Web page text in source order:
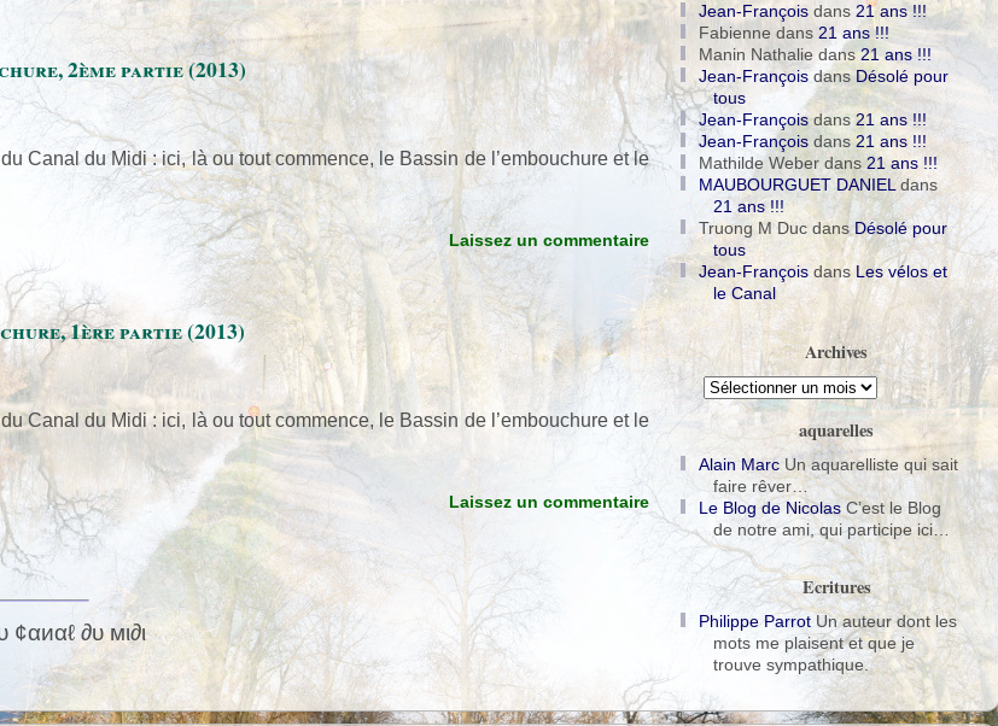
Jean-François dans 21 ans !!!
Fabienne dans 21 ans !!!
Manin Nathalie dans21 ans !!!
Jean-François dansDésolé pour
tous
Jean-Françoisdans21 ans !!!
Jean-Françoisdans 21 ans !!!
Mathilde Weberdans21 ans !!!
MAUBOURGUET DANIELdans
21 ans !!!
Truong M Duc dans Désolé pour
tous
Jean-François dansLes vélos et
le Canal
Archives
Archives
aquarelles
Alain Marc Un aquarelliste qui sait
faire rêver…
Le Blog de Nicolas C’est le Blog
de notre ami, qui participe ici…
Ecritures
Philippe ParrotUn auteur dont les
mots me plaisent et que je
trouve sympathique.
2ème partie (2013)
Canal du Midi : ici, là ou tout commence, le Bassin de l’embouchure et le
Laissez un commentaire
1ère partie (2013)
Canal du Midi : ici, là ou tout commence, le Bassin de l’embouchure et le
Laissez un commentaire
¢αиαℓ ∂υ мι∂ι